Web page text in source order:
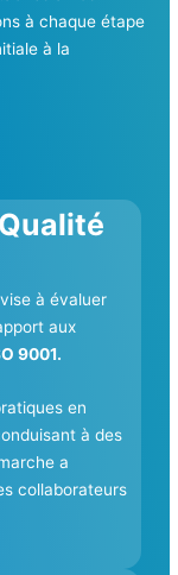
à chaque étape
à la
à évaluer
aux
9001.
en
à des
a
collaborateurs